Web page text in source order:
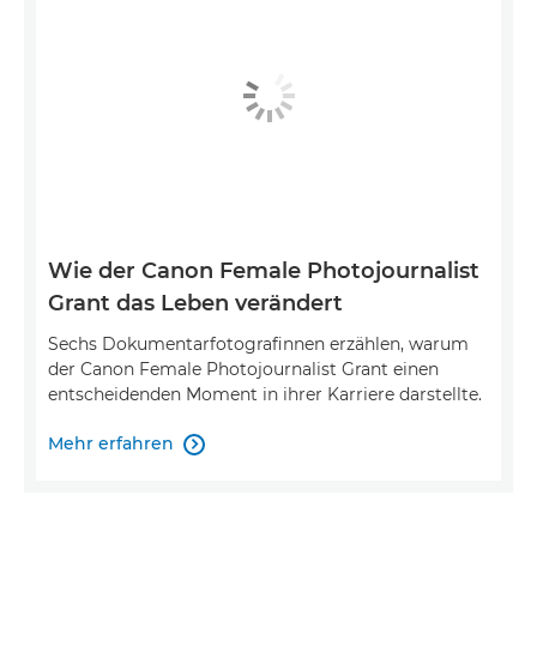
Wie der Canon Female Photojournalist
Grant das Leben verändert
Sechs Dokumentarfotografinnen erzählen, warum
der Canon Female Photojournalist Grant einen
entscheidenden Moment in ihrer Karriere darstellte.
Mehr erfahren 